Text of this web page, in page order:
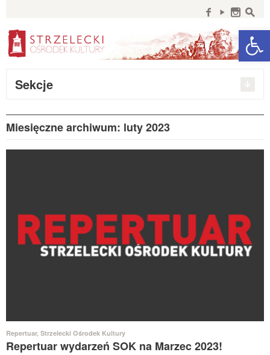
f y n s
Sekcje
Miesięczne archiwum: luty 2023
Repertuar, Strzelecki Ośrodek Kultury
Repertuar wydarzeń SOK na Marzec 2023!